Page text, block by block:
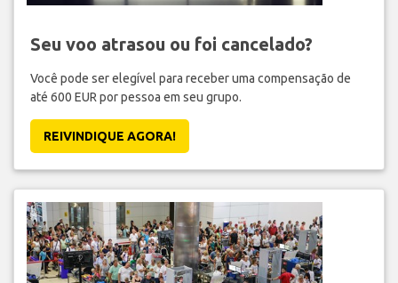
Seu voo atrasou ou foi cancelado?
Você pode ser elegível para receber uma compensação de
até 600 EUR por pessoa em seu grupo.
REIVINDIQUE AGORA!